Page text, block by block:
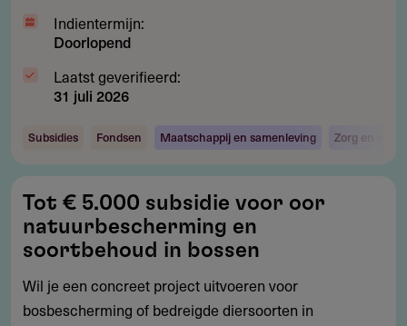
Indientermijn:
Doorlopend
Laatst geverifieerd:
31 juli 2026
Subsidies Fondsen Maatschappij en samenleving Zorg en
€
5.000
subsidie
voor
oor
Tot € 5.000 subsidie voor oor
natuurbescherming en
soortbehoud in bossen
Wil je een concreet project uitvoeren voor
bosbescherming of bedreigde diersoorten in